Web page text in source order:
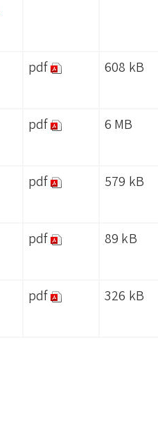
pdf 608 kB
pdf 6 MB
pdf 579 kB
pdf 89 kB
pdf 326 kB